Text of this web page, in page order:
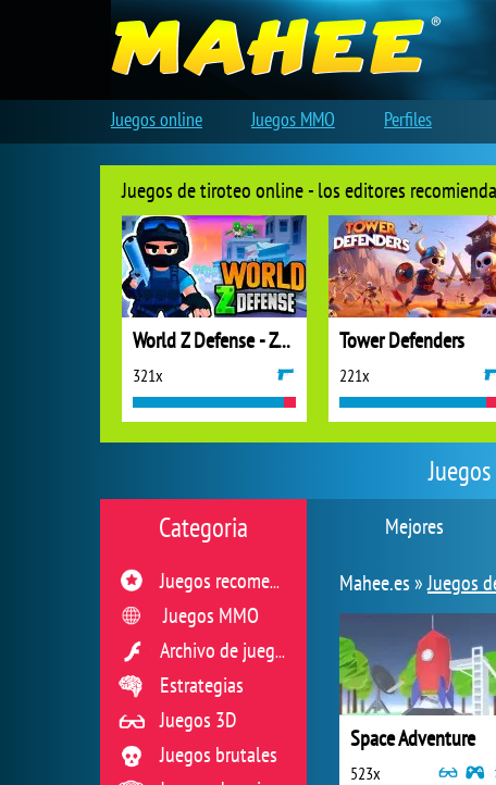
Mejores
Mahee.es »Juegos
Space Adventure
523x
Categoria
Juegos recomendados
Juegos MMO
Archivo de juegos flash
Estrategias
Juegos 3D
Juegos brutales
Juegos de tiroteo online - los editores
World Z Defense - Zombie Defense
321x
Tower Defenders
221x
Juegos online Juegos MMO Perfiles